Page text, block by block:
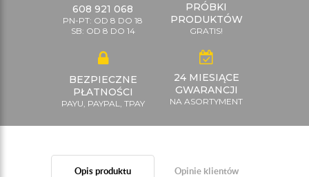
608 921 068
PN-PT: OD 8 DO 18
SB: OD 8 DO 14
PRÓBKI
PRODUKTÓW
GRATIS!
BEZPIECZNE
PŁATNOŚCI
PAYU, PAYPAL, TPAY
24 MIESIĄCE
GWARANCJI
NA ASORTYMENT
Opis produktu Opinie klientów